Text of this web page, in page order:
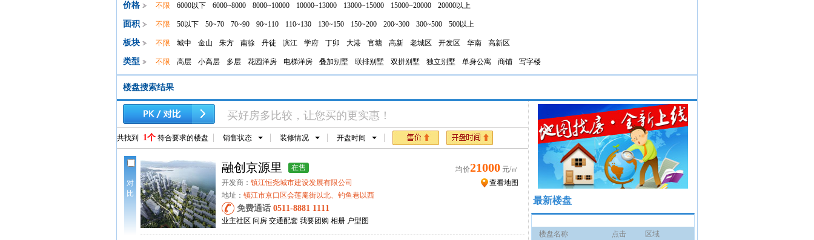
价格 不限 6000以下 6000~8000 8000~10000 10000~13000 13000~15000 15000~20000 20000以上
面积 不限 50以下 50~70 70~90 90~110 110~130 130~150 150~200 200~300 300~500 500以上
板块 不限 城中 金山 朱方 南徐 丹徒 滨江 学府 丁卯 大港 官塘 高新 老城区 开发区 华南 高新区
类型 不限 高层 小高层 多层 花园洋房 电梯洋房 叠加别墅 联排别墅 双拼别墅 独立别墅 单身公寓 商铺 写字楼
楼盘搜索结果
买好房多比较，让您买的更实惠！
共找到 1个 符合要求的楼盘 销售状态 装修情况 开盘时间
对
比
融创京源里 在售 均价21000元/㎡
开发商： 镇江恒尧城市建设发展有限公司
查看地图
地址： 镇江市京口区会莲庵街以北、钓鱼巷以西
免费通话 0511-8881 1111
业主社区 问房 交通配套 我要团购 相册 户型图
最新楼盘
楼盘名称 点击 区域